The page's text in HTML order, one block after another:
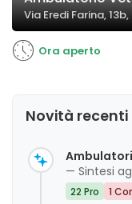
Via Eredi Farina,
Ora aperto
Novità recenti
— Sintesi
22 Pro 1